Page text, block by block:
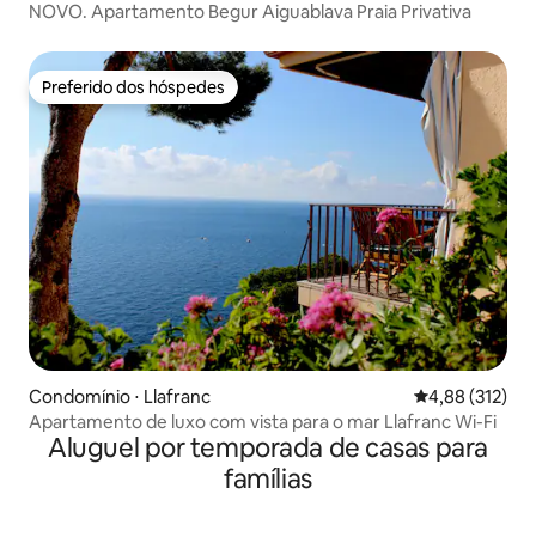
NOVO. Apartamento Begur Aiguablava Praia Privativa
Preferido dos hóspedes
Preferido dos hóspedes
Condomínio ⋅ Llafranc 4,88 de uma
4,88 (312)
Apartamento de luxo com vista para o mar Llafranc Wi-Fi
Aluguel por temporada de casas para
famílias